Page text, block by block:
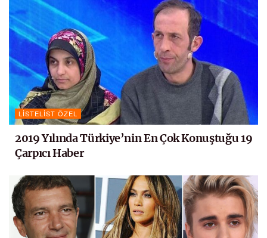
LISTELIST ÖZEL
2019 Yılında Türkiye’nin En Çok Konuştuğu 19
Çarpıcı Haber